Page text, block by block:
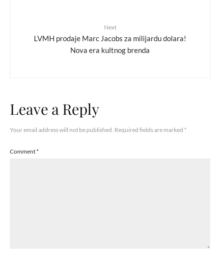
Next
LVMH prodaje Marc Jacobs za milijardu dolara!
Nova era kultnog brenda
Leave a Reply
Your email address will not be published. Required fields are marked *
Comment*